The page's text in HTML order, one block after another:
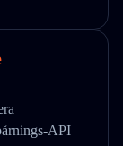
API